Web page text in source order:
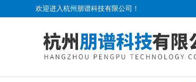
欢迎进入杭州朋谱科技有限公司！